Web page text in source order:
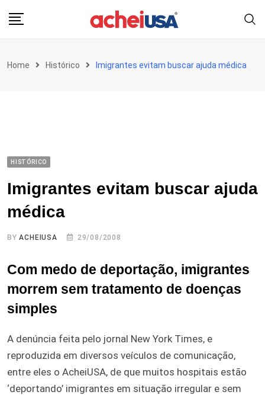
Home Histórico Imigrantes evitam buscar ajuda médica
HISTÓRICO
Imigrantes evitam buscar ajuda
médica
BYACHEIUSA 29/08/2008
Com medo de deportação, imigrantes
morrem sem tratamento de doenças
simples
A denúncia feita pelo jornal New York Times, e
reproduzida em diversos veículos de comunicação,
entre eles o AcheiUSA, de que muitos hospitais estão
‘deportando’ imigrantes em situação irregular e sem